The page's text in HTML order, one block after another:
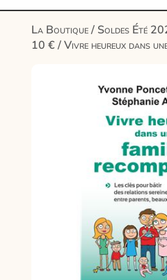
La Boutique/ Soldes Été
10 €/ Vivre heureux dans